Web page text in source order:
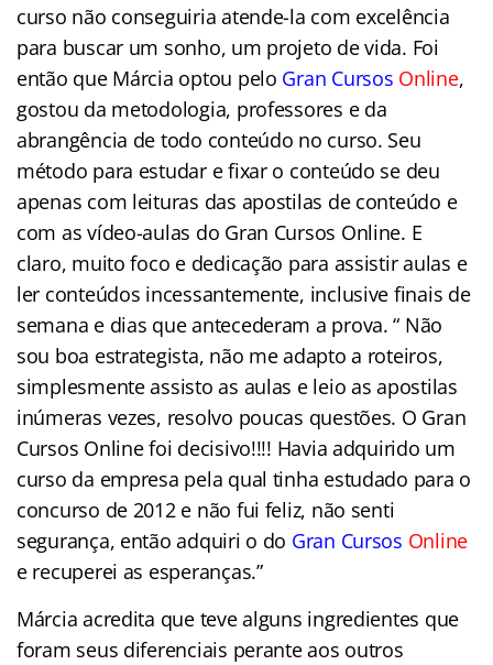
curso não conseguiria atende-la com excelência
para buscar um sonho, um projeto de vida. Foi
então que Márcia optou pelo Gran Cursos Online,
gostou da metodologia, professores e da
abrangência de todo conteúdo no curso. Seu
método para estudar e fixar o conteúdo se deu
apenas com leituras das apostilas de conteúdo e
com as vídeo-aulas do Gran Cursos Online. E
claro, muito foco e dedicação para assistir aulas e
ler conteúdos incessantemente, inclusive finais de
semana e dias que antecederam a prova. “ Não
sou boa estrategista, não me adapto a roteiros,
simplesmente assisto as aulas e leio as apostilas
inúmeras vezes, resolvo poucas questões. O Gran
Cursos Online foi decisivo!!!! Havia adquirido um
curso da empresa pela qual tinha estudado para o
concurso de 2012 e não fui feliz, não senti
segurança, então adquiri o do Gran Cursos Online
e recuperei as esperanças.”
Márcia acredita que teve alguns ingredientes que
foram seus diferenciais perante aos outros